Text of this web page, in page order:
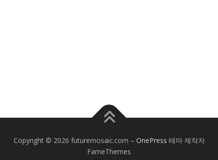
Copyright © 2026 futuremosaic.com – OnePress 테마 제작자
FameThemes